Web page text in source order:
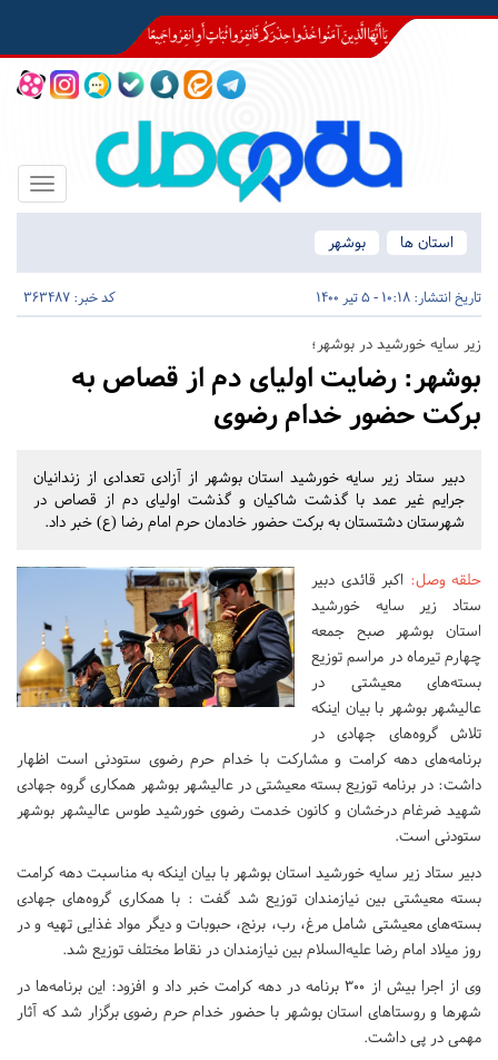
Toggle
استان ها
بوشهر
تاریخ انتشار: 10:18 - 5 تیر 1400 کد خبر: 363487
زیر سایه خورشید در بوشهر؛
بوشهر: رضایت اولیای دم از قصاص به
برکت حضور خدام رضوی
دبیر ستاد زیر سایه خورشید استان بوشهر از آزادی تعدادی از زندانیان
جرایم غیر عمد با گذشت شاکیان و گذشت اولیای دم از قصاص در
شهرستان دشتستان به برکت حضور خادمان حرم امام رضا (ع) خبر داد.
حلقه وصل: اکبر قائدی دبیر
ستاد زیر سایه خورشید
استان بوشهر صبح جمعه
چهارم تیرماه در مراسم توزیع
بسته‌‌های معیشتی در
عالیشهر بوشهر با بیان اینکه
تلاش گروه‌های جهادی در
برنامه‌های دهه کرامت و مشارکت با خدام حرم رضوی ستودنی است اظهار
داشت: در برنامه توزیع بسته معیشتی در عالیشهر بوشهر همکاری گروه جهادی
شهید ضرغام درخشان و کانون خدمت رضوی خورشید طوس عالیشهر بوشهر
ستودنی است.
دبیر ستاد زیر سایه خورشید استان بوشهر با بیان اینکه به مناسبت دهه کرامت
بسته معیشتی بین نیازمندان توزیع شد گفت : با همکاری گروه‌های جهادی
بسته‌های معیشتی شامل مرغ، رب، برنج، حبوبات و دیگر مواد غذایی تهیه و در
روز میلاد امام رضا علیه‌السلام بین نیازمندان در نقاط مختلف توزیع شد.
وی از اجرا بیش از ۳۰۰ برنامه در دهه کرامت خبر داد و افزود: این برنامه‌ها در
شهرها و روستاهای استان بوشهر با حضور خدام حرم رضوی برگزار شد که آثار
مهمی در پی داشت.